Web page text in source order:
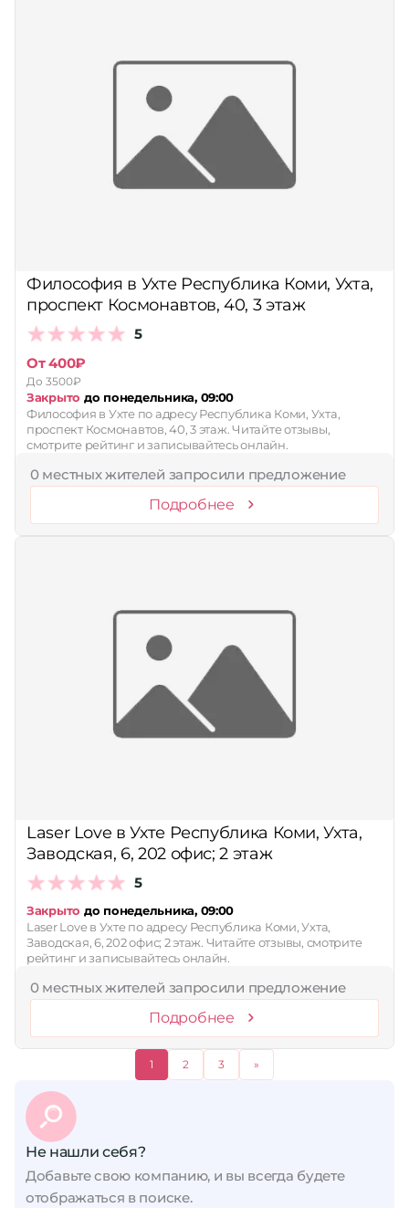
Философия в Ухте Республика Коми, Ухта,
проспект Космонавтов, 40, 3 этаж
5
От 400₽
До 3500₽
Закрыто до понедельника, 09:00
Философия в Ухте по адресу Республика Коми, Ухта,
проспект Космонавтов, 40, 3 этаж. Читайте отзывы,
смотрите рейтинг и записывайтесь онлайн.
0 местных жителей запросили предложение
Подробнее
Laser Love в Ухте Республика Коми, Ухта,
Заводская, 6, 202 офис; 2 этаж
5
Закрыто до понедельника, 09:00
Laser Love в Ухте по адресу Республика Коми, Ухта,
Заводская, 6, 202 офис; 2 этаж. Читайте отзывы, смотрите
рейтинг и записывайтесь онлайн.
0 местных жителей запросили предложение
Подробнее
1 2 3 »
Не нашли себя?
Добавьте свою компанию, и вы всегда будете
отображаться в поиске.